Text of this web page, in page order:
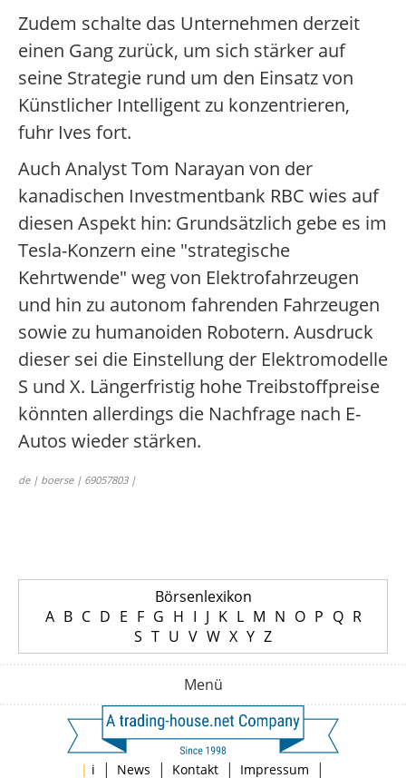
Zudem schalte das Unternehmen derzeit
einen Gang zurück, um sich stärker auf
seine Strategie rund um den Einsatz von
Künstlicher Intelligent zu konzentrieren,
fuhr Ives fort.
Auch Analyst Tom Narayan von der
kanadischen Investmentbank RBC wies auf
diesen Aspekt hin: Grundsätzlich gebe es im
Tesla-Konzern eine "strategische
Kehrtwende" weg von Elektrofahrzeugen
und hin zu autonom fahrenden Fahrzeugen
sowie zu humanoiden Robotern. Ausdruck
dieser sei die Einstellung der Elektromodelle
S und X. Längerfristig hohe Treibstoffpreise
könnten allerdings die Nachfrage nach E-
Autos wieder stärken.
de | boerse | 69057803 |
Börsenlexikon
A B C D E F G H I J K L M N O P Q R
S T U V W X Y Z
Menü
| i | News | Kontakt | Impressum |